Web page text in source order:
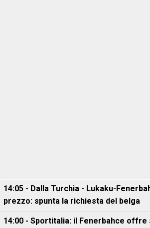
14:05 - Dalla Turchia - Lukaku-
prezzo: spunta la richiesta del belga
14:00 - Sportitalia: il Fenerbahce offre